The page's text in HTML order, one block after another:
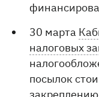
30 марта
налоговых
посылок